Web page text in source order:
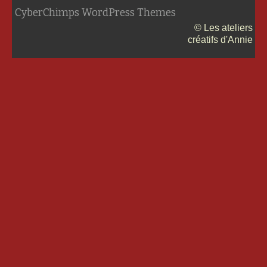
CyberChimps WordPress Themes
© Les ateliers
créatifs d'Annie